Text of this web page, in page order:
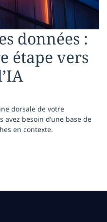
données :
étape vers
dorsale de votre
besoin d’une base de
en contexte.